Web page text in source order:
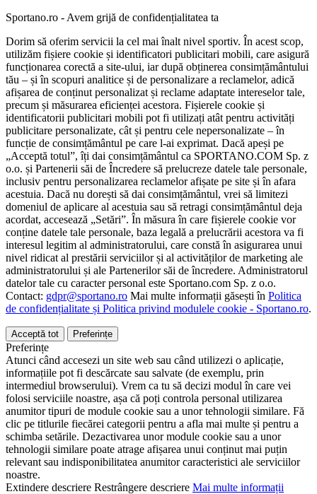
Sportano.ro - Avem grijă de confidențialitatea ta
Dorim să oferim servicii la cel mai înalt nivel sportiv. În acest scop,
utilizăm fișiere cookie și identificatori publicitari mobili, care asigură
funcționarea corectă a site-ului, iar după obținerea consimțământului
tău – și în scopuri analitice și de personalizare a reclamelor, adică
afișarea de conținut personalizat și reclame adaptate intereselor tale,
precum și măsurarea eficienței acestora. Fișierele cookie și
identificatorii publicitari mobili pot fi utilizați atât pentru activități
publicitare personalizate, cât și pentru cele nepersonalizate – în
funcție de consimțământul pe care l-ai exprimat. Dacă apeși pe
„Acceptă totul”, îți dai consimțământul ca SPORTANO.COM Sp. z
o.o. și Partenerii săi de Încredere să prelucreze datele tale personale,
inclusiv pentru personalizarea reclamelor afișate pe site și în afara
acestuia. Dacă nu dorești să dai consimțământul, vrei să limitezi
domeniul de aplicare al acestuia sau să retragi consimțământul deja
acordat, accesează „Setări”. În măsura în care fișierele cookie vor
conține datele tale personale, baza legală a prelucrării acestora va fi
interesul legitim al administratorului, care constă în asigurarea unui
nivel ridicat al prestării serviciilor și al activităților de marketing ale
administratorului și ale Partenerilor săi de încredere. Administratorul
datelor tale cu caracter personal este Sportano.com Sp. z o.o.
Contact: gdpr@sportano.ro Mai multe informații găsești în Politica
de confidențialitate și Politica privind modulele cookie - Sportano.ro.
Acceptă tot Preferințe
Preferințe
Atunci când accesezi un site web sau când utilizezi o aplicație,
informațiile pot fi descărcate sau salvate (de exemplu, prin
intermediul browserului). Vrem ca tu să decizi modul în care vei
folosi serviciile noastre, așa că poți controla personal utilizarea
anumitor tipuri de module cookie sau a unor tehnologii similare. Fă
clic pe titlurile fiecărei categorii pentru a afla mai multe și pentru a
schimba setările. Dezactivarea unor module cookie sau a unor
tehnologii similare poate atrage afișarea unui conținut mai puțin
relevant sau indisponibilitatea anumitor caracteristici ale serviciilor
noastre.
Extindere descriere Restrângere descriere Mai multe informații